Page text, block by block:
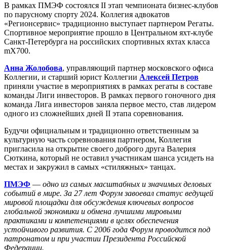
В рамках ПМЭФ состоялся II этап чемпионата бизнес-клубов
по парусному спорту 2024. Коллегия адвокатов
«Регионсервис» традиционно выступает партнером Регаты.
Спортивное мероприятие прошло в Центральном яхт-клубе
Санкт-Петербурга на российских спортивных яхтах класса
mX700.
Анна Жолобова, управляющий партнер московского офиса
Коллегии, и старший юрист Коллегии Алексей Петров
приняли участие в мероприятиях в рамках регаты в составе
команды Лиги инвесторов. В рамках первого гоночного дня
команда Лига инвесторов заняла первое место, став лидером
одного из сложнейших дней II этапа соревнования.
Будучи официальным и традиционно ответственным за
культурную часть соревнования партнером, Коллегия
пригласила на открытие своего доброго друга Валерия
Сюткина, который не оставил участникам шанса усидеть на
местах и закружил в самых «стиляжных» танцах.
ПМЭФ — одно из самых масштабных и значимых деловых
событий в мире. За 27 лет Форум завоевал статус ведущей
мировой площадки для обсуждения ключевых вопросов
глобальной экономики и обмена лучшими мировыми
практиками и компетенциями в целях обеспечения
устойчивого развития. С 2006 года Форум проводится под
патронатом и при участии Президента Российской
Федерации.